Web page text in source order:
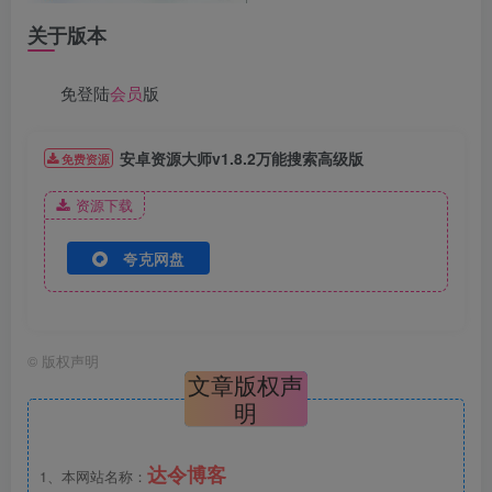
关于版本
免登陆会员版
免费资源 安卓资源大师v1.8.2万能搜索高级版
资源下载
夸克网盘
© 版权声明
文章版权声
明
1、本网站名称： 达令博客